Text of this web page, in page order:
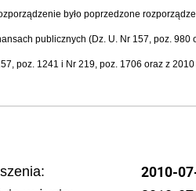
było poprzedzone
publicznych (Dz. U. Nr 157, poz.
poz. 1241 i Nr 219, poz. 1706 oraz z
2010-